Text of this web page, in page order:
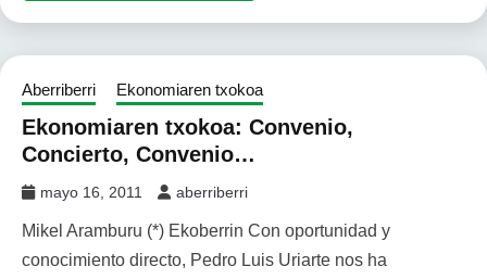
Aberriberri Ekonomiaren txokoa
Ekonomiaren txokoa: Convenio,
Concierto, Convenio…
mayo 16, 2011 aberriberri
Mikel Aramburu (*) Ekoberrin Con oportunidad y
conocimiento directo, Pedro Luis Uriarte nos ha